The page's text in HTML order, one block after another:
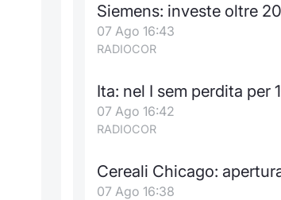
Siemens: investe oltre
07 Ago 16:43
RADIOCOR
Ita: nel I sem perdita
07 Ago 16:42
RADIOCOR
Cereali Chicago:
07 Ago 16:38